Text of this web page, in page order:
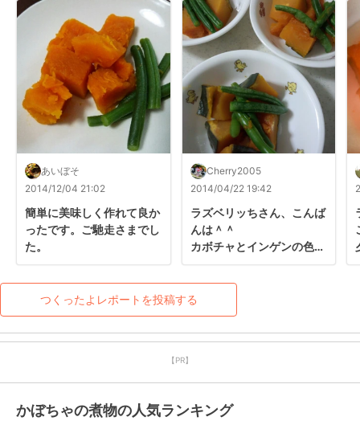
あいぼそ
2014/12/04 21:02
簡単に美味しく作れて良か
ったです。ご馳走さまでし
た。
Cherry2005
2014/04/22 19:42
ラズベリッちさん、こんば
んは＾＾
カボチャとインゲンの色が
♪
ほっくりおいしくいただき
ました。
ご馳走様でした☆
つくったよレポートを投稿する
【PR】
かぼちゃの煮物の人気ランキング